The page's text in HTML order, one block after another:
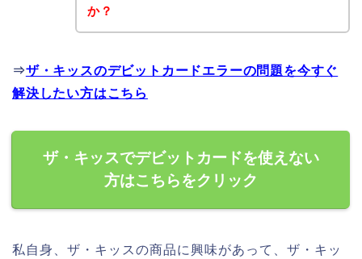
か？
⇒ザ・キッスのデビットカードエラーの問題を今すぐ
解決したい方はこちら
ザ・キッスでデビットカードを使えない
方はこちらをクリック
私自身、ザ・キッスの商品に興味があって、ザ・キッ